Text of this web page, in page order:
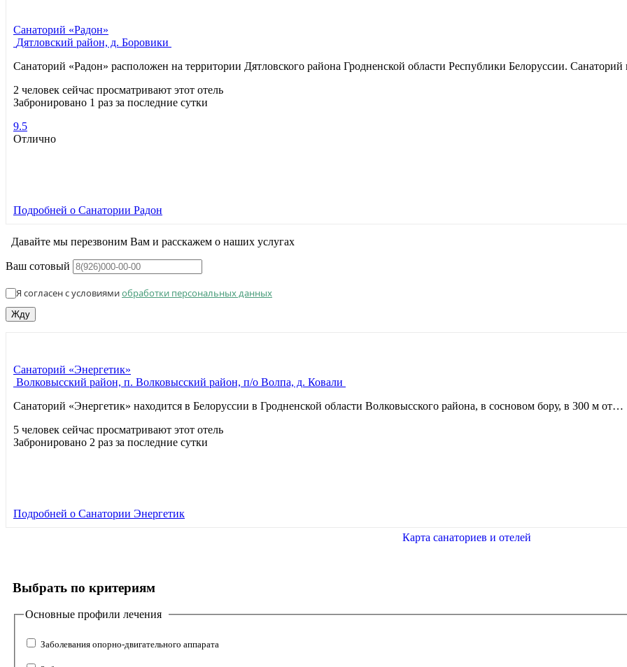
Санаторий «Радон»
Дятловский район, д. Боровики
Санаторий «Радон» расположен на территории Дятловского района Гродненской области Республики Белоруссии.
2 человек сейчас просматривают этот отель
Забронировано 1 раз за последние сутки
9.5
Отлично
Подробней о Санатории Радон
Давайте мы перезвоним Вам и расскажем о наших услугах
Ваш сотовый
Я согласен с условиямиобработки персональных данных
Жду
Санаторий «Энергетик»
Волковысский район, п. Волковысский район, п/о Волпа, д. Ковали
Санаторий «Энергетик» находится в Белоруссии в Гродненской области Волковысского района, в сосновом бору, в 300 м от…
5 человек сейчас просматривают этот отель
Забронировано 2 раз за последние сутки
Подробней о Санатории Энергетик
Карта санаториев и отелей
Выбрать по критериям
Основные профили лечения
Заболевания опорно-двигательного аппарата